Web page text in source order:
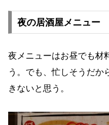
夜の居酒屋メニュー
夜メニューはお昼でも材
う。でも、忙しそうだか
きないと思う。